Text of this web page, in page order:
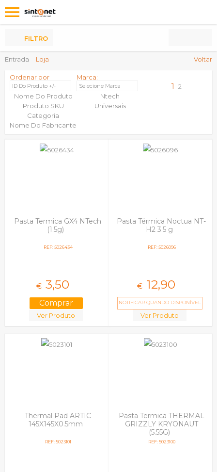
Entrada Loja Voltar
FILTRO
Ordenar por
ID Do Produto +/-
Nome Do Produto
Produto SKU
Categoria
Nome Do Fabricante
Marca:
Selecione Marca
Ntech
Universais
1 2
Pasta Termica GX4 NTech
(1.5g)
REF: 5026434
€ 3,50
Ver Produto
Pasta Térmica Noctua NT-
H2 3.5 g
REF: 5026096
€ 12,90
NOTIFICAR QUANDO DISPONÍVEL
Ver Produto
Thermal Pad ARTIC
145X145X0.5mm
REF: 5023101
Pasta Termica THERMAL
GRIZZLY KRYONAUT
(5.55G)
REF: 5023100